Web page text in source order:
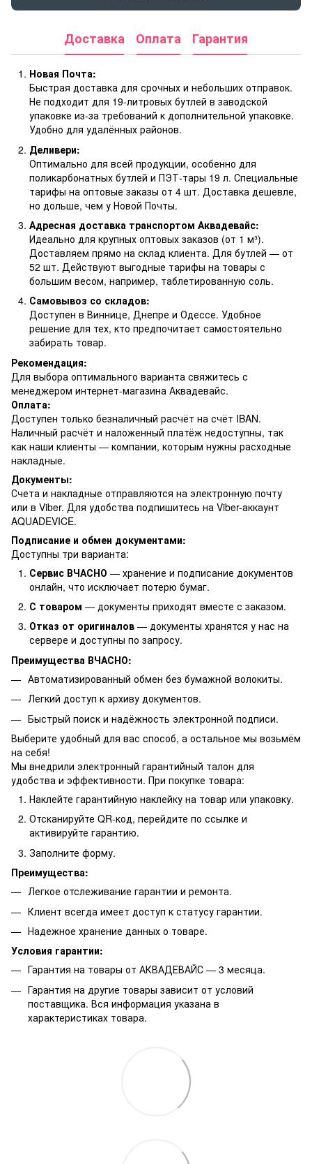
Доставка Оплата Гарантия
Новая Почта:
Быстрая доставка для срочных и небольших отправок.
Не подходит для 19-литровых бутлей в заводской
упаковке из-за требований к дополнительной упаковке.
Удобно для удалённых районов.
Деливери:
Оптимально для всей продукции, особенно для
поликарбонатных бутлей и ПЭТ-тары 19 л. Специальные
тарифы на оптовые заказы от 4 шт. Доставка дешевле,
но дольше, чем у Новой Почты.
Адресная доставка транспортом Аквадевайс:
Идеально для крупных оптовых заказов (от 1 м³).
Доставляем прямо на склад клиента. Для бутлей — от
52 шт. Действуют выгодные тарифы на товары с
большим весом, например, таблетированную соль.
Самовывоз со складов:
Доступен в Виннице, Днепре и Одессе. Удобное
решение для тех, кто предпочитает самостоятельно
забирать товар.
Рекомендация:
Для выбора оптимального варианта свяжитесь с
менеджером интернет-магазина Аквадевайс.
Оплата:
Доступен только безналичный расчёт на счёт IBAN.
Наличный расчёт и наложенный платёж недоступны, так
как наши клиенты — компании, которым нужны расходные
накладные.
Документы:
Счета и накладные отправляются на электронную почту
или в Viber. Для удобства подпишитесь на Viber-аккаунт
AQUADEVICE.
Подписание и обмен документами:
Доступны три варианта:
Сервис ВЧАСНО — хранение и подписание документов
онлайн, что исключает потерю бумаг.
С товаром — документы приходят вместе с заказом.
Отказ от оригиналов — документы хранятся у нас на
сервере и доступны по запросу.
Преимущества ВЧАСНО:
Автоматизированный обмен без бумажной волокиты.
Легкий доступ к архиву документов.
Быстрый поиск и надёжность электронной подписи.
Выберите удобный для вас способ, а остальное мы возьмём
на себя!
Мы внедрили электронный гарантийный талон для
удобства и эффективности. При покупке товара:
Наклейте гарантийную наклейку на товар или упаковку.
Отсканируйте QR-код, перейдите по ссылке и
активируйте гарантию.
Заполните форму.
Преимущества:
Легкое отслеживание гарантии и ремонта.
Клиент всегда имеет доступ к статусу гарантии.
Надежное хранение данных о товаре.
Условия гарантии:
Гарантия на товары от АКВАДЕВАЙС — 3 месяца.
Гарантия на другие товары зависит от условий
поставщика. Вся информация указана в
характеристиках товара.